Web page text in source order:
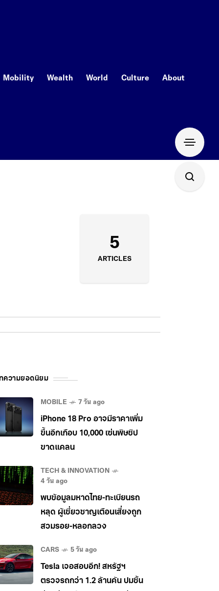
Mobility Wealth World Culture About
5
ARTICLES
ความยอดนิยม
MOBILE 7 วัน ago
iPhone 18 Pro อาจมีราคาเพิ่ม
ขึ้นอีกเกือบ 10,000 เซ่นพิษชิป
ขาดแคลน
TECH & INNOVATION
4 วัน ago
พบข้อมูลมหาดไทย-ทะเบียนรถ
หลุด ผู้เชี่ยวชาญเตือนเสี่ยงถูก
สวมรอย-หลอกลวง
CARS 5 วัน ago
Tesla เจอสอบอีก! สหรัฐฯ
ตรวจรถกว่า 1.2 ล้านคัน ปมชิ้น